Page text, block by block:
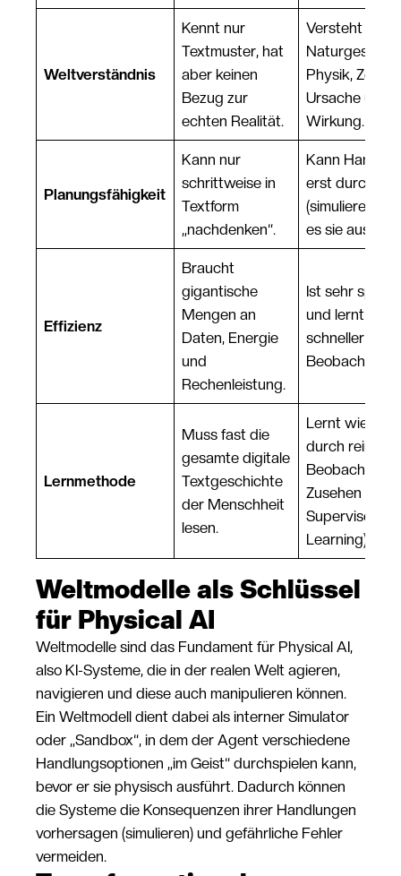
Weltverständnis
Kennt nur
Textmuster, hat
aber keinen
Bezug zur
echten Realität.
Versteht
Naturgesetze
Physik, Zeit
Ursache und
Wirkung.
Planungsfähigkeit
Kann nur
schrittweise in
Textform
„nachdenken“.
Kann
erst
(simulieren),
es sie
Effizienz
Braucht
gigantische
Mengen an
Daten, Energie
und
Rechenleistung.
Ist sehr
und lernt viel
schneller aus
Lernmethode
Muss fast die
gesamte digitale
Textgeschichte
der Menschheit
lesen.
Lernt wie ein
durch reines
Beobachten
Zusehen (Self-
Supervised-
Learning).
Weltmodelle als Schlüssel
für Physical AI
Weltmodelle sind das Fundament für Physical AI,
also KI-Systeme, die in der realen Welt agieren,
navigieren und diese auch manipulieren können.
Ein Weltmodell dient dabei als interner Simulator
oder „Sandbox“, in dem der Agent verschiedene
Handlungsoptionen „im Geist“ durchspielen kann,
bevor er sie physisch ausführt. Dadurch können
die Systeme die Konsequenzen ihrer Handlungen
vorhersagen (simulieren) und gefährliche Fehler
vermeiden.